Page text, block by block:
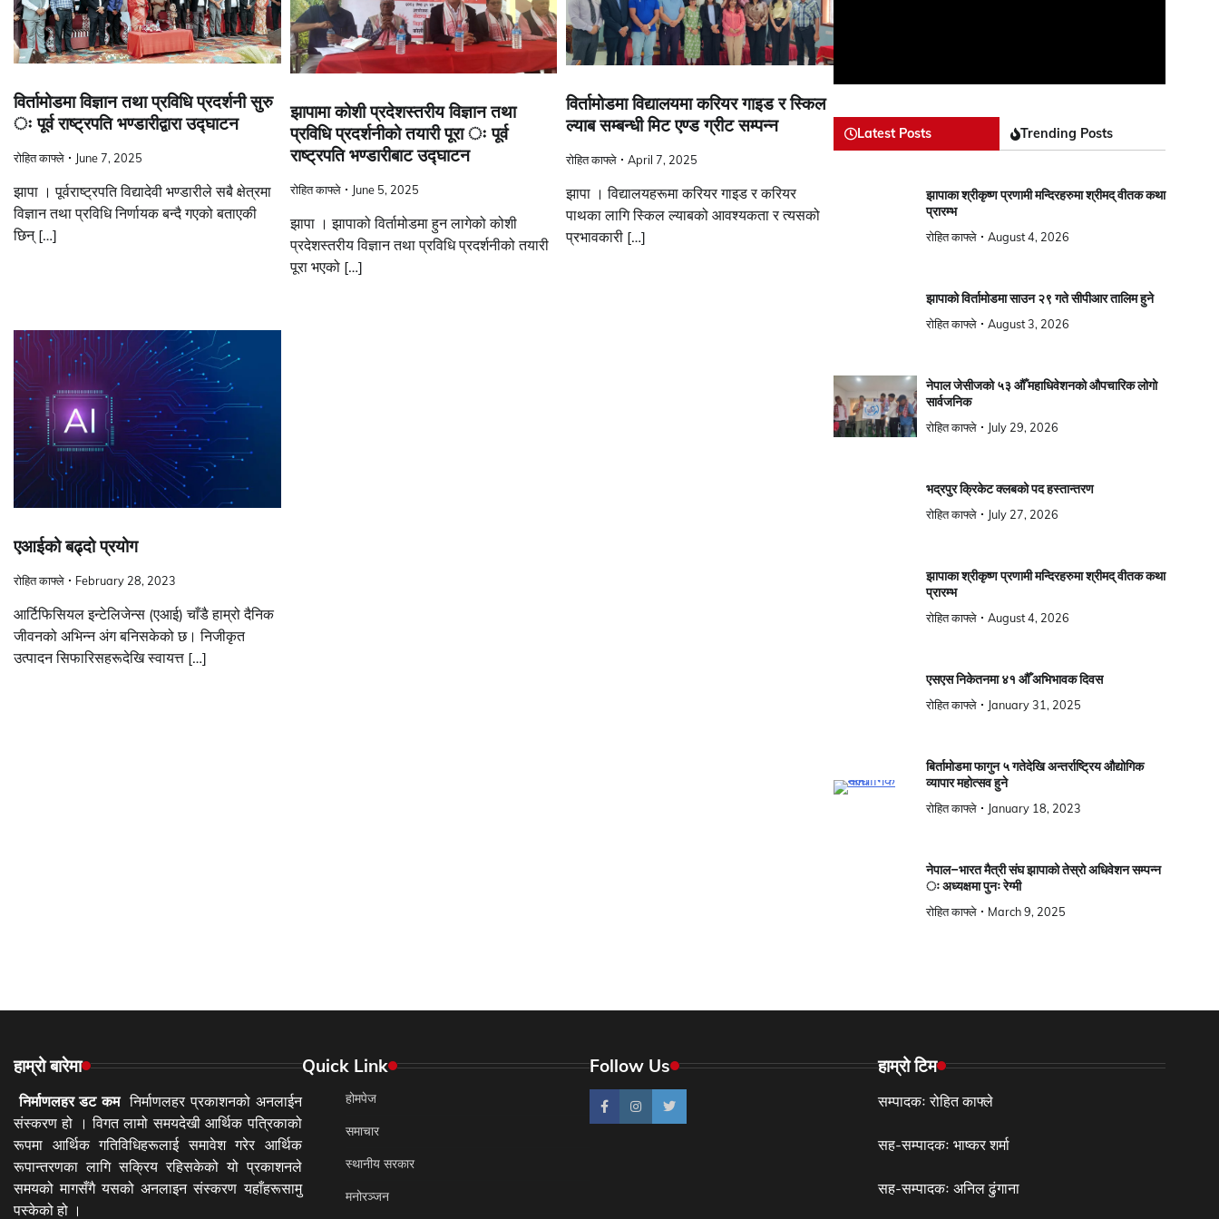
विर्तामोडमा विज्ञान तथा प्रविधि प्रदर्शनी सुरु
ः पूर्व राष्ट्रपति भण्डारीद्वारा उद्घाटन
रोहित काफ्ले June 7, 2025
झापा । पूर्वराष्ट्रपति विद्यादेवी भण्डारीले सबै क्षेत्रमा
विज्ञान तथा प्रविधि निर्णायक बन्दै गएको बताएकी
छिन् […]
झापामा कोशी प्रदेशस्तरीय विज्ञान तथा
प्रविधि प्रदर्शनीको तयारी पूरा ः पूर्व
राष्ट्रपति भण्डारीबाट उद्घाटन
रोहित काफ्ले June 5, 2025
झापा । झापाको विर्तामोडमा हुन लागेको कोशी
प्रदेशस्तरीय विज्ञान तथा प्रविधि प्रदर्शनीको तयारी
पूरा भएको […]
विर्तामोडमा विद्यालयमा करियर गाइड र स्किल
ल्याब सम्बन्धी मिट एण्ड ग्रीट सम्पन्न
रोहित काफ्ले April 7, 2025
झापा । विद्यालयहरूमा करियर गाइड र करियर
पाथका लागि स्किल ल्याबको आवश्यकता र त्यसको
प्रभावकारी […]
एआईको बढ्दो प्रयोग
रोहित काफ्ले February 28, 2023
आर्टिफिसियल इन्टेलिजेन्स (एआई) चाँडै हाम्रो दैनिक
जीवनको अभिन्न अंग बनिसकेको छ। निजीकृत
उत्पादन सिफारिसहरूदेखि स्वायत्त […]
Latest Posts Trending Posts
झापाका श्रीकृष्ण प्रणामी मन्दिरहरुमा श्रीमद् वीतक कथा
प्रारम्भ
रोहित काफ्ले
August 4, 2026
झापाको विर्तामोडमा साउन २९ गते सीपीआर तालिम हुने
रोहित काफ्ले
August 3, 2026
नेपाल जेसीजको ५३ औँ महाधिवेशनको औपचारिक लोगो
सार्वजनिक
रोहित काफ्ले
July 29, 2026
भद्रपुर क्रिकेट क्लबको पद हस्तान्तरण
रोहित काफ्ले
July 27, 2026
झापाका श्रीकृष्ण प्रणामी मन्दिरहरुमा श्रीमद् वीतक कथा
प्रारम्भ
रोहित काफ्ले
August 4, 2026
एसएस निकेतनमा ४१ औँ अभिभावक दिवस
रोहित काफ्ले
January 31, 2025
बिर्तामोडमा फागुन ५ गतेदेखि अन्तर्राष्ट्रिय औद्योगिक
व्यापार महोत्सव हुने
रोहित काफ्ले
January 18, 2023
नेपाल–भारत मैत्री संघ झापाको तेस्रो अधिवेशन सम्पन्न
ः अध्यक्षमा पुनः रेग्मी
रोहित काफ्ले
March 9, 2025
हाम्रो बारेमा
निर्माणलहर डट कमनिर्माणलहर प्रकाशनको अनलाईन
संस्करण हो । विगत लामो समयदेखी आर्थिक पत्रिकाको
रूपमा आर्थिक गतिविधिहरूलाई समावेश गरेर आर्थिक
रूपान्तरणका लागि सक्रिय रहिसकेको यो प्रकाशनले
समयको मागसँगै यसको अनलाइन संस्करण यहाँहरूसामु
पस्केको हो ।
Quick Link
होमपेज
समाचार
स्थानीय सरकार
मनोरञ्जन
Follow Us हाम्रो टिम
सम्पादकः रोहित काफ्ले
सह-सम्पादकः भाष्कर शर्मा
सह-सम्पादकः अनिल ढुंगाना